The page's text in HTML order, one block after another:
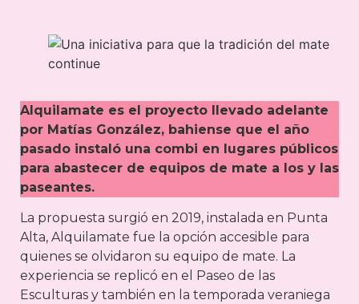
Alquilamate es el proyecto llevado adelante
por Matías González, bahiense que el año
pasado instaló una combi en lugares públicos
para abastecer de equipos de mate a los y las
paseantes.
La propuesta surgió en 2019, instalada en Punta
Alta, Alquilamate fue la opción accesible para
quienes se olvidaron su equipo de mate. La
experiencia se replicó en el Paseo de las
Esculturas y también en la temporada veraniega